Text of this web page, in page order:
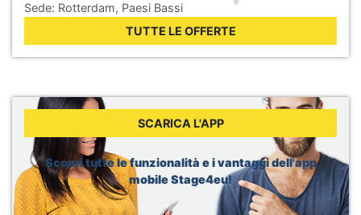
Sede: Rotterdam, Paesi Bassi
Mercedes Benz, Intern Financial Reporting IFRS
Sede: Stuttgart, Germania
Capgemini, Intern Full-stack Developer (Java)
Wroclaw, Polonia
JLL, Stagiaire Responsable de projets AMO/MOD
Sede: Lille, Francia
TUTTE LE OFFERTE
SCARICA L'APP
Scopri tutte le funzionalità e i vantaggi dell'app
mobile Stage4eu!